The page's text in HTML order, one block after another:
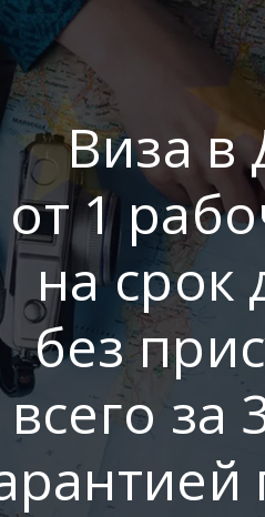
Виза
от 1
на срок
без
всего за